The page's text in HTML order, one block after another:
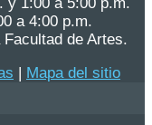
y 1:00 a 5:00 p.m.
a 4:00 p.m.
de Artes.
Mapa del sitio